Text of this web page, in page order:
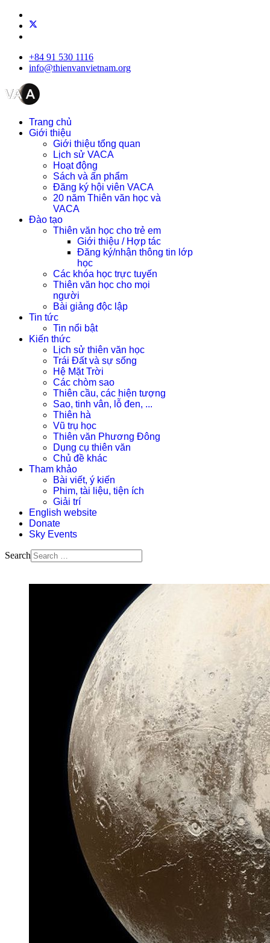
+84 91 530 1116
info@thienvanvietnam.org
Trang chủ
Giới thiệu
Giới thiệu tổng quan
Lịch sử VACA
Hoạt động
Sách và ấn phẩm
Đăng ký hội viên VACA
20 năm Thiên văn học và
VACA
Đào tạo
Thiên văn học cho trẻ em
Giới thiệu / Hợp tác
Đăng ký/nhận thông tin lớp
học
Các khóa học trực tuyến
Thiên văn học cho mọi
người
Bài giảng độc lập
Tin tức
Tin nổi bật
Kiến thức
Lịch sử thiên văn học
Trái Đất và sự sống
Hệ Mặt Trời
Các chòm sao
Thiên cầu, các hiện tượng
Sao, tinh vân, lỗ đen, ...
Thiên hà
Vũ trụ học
Thiên văn Phương Đông
Dụng cụ thiên văn
Chủ đề khác
Tham khảo
Bài viết, ý kiến
Phim, tài liệu, tiện ích
Giải trí
English website
Donate
Sky Events
Search